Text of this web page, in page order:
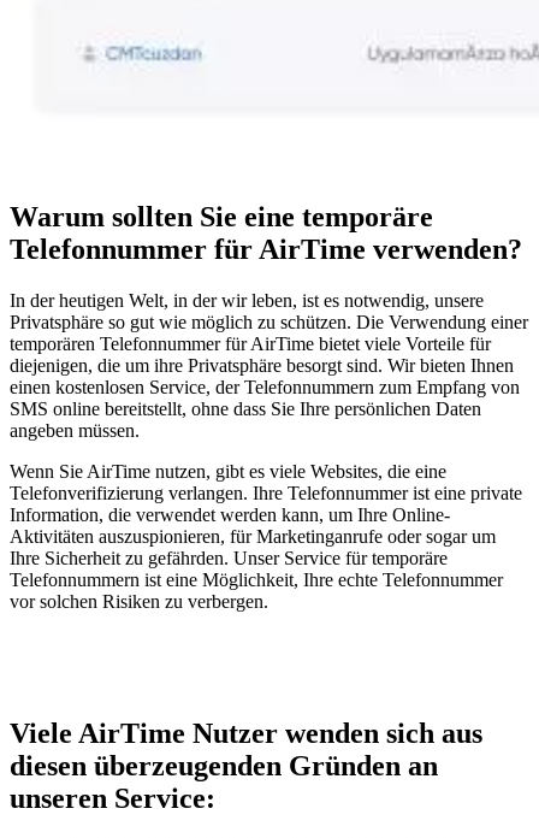
Warum sollten Sie eine temporäre
Telefonnummer für AirTime verwenden?
In der heutigen Welt, in der wir leben, ist es notwendig, unsere
Privatsphäre so gut wie möglich zu schützen. Die Verwendung einer
temporären Telefonnummer für AirTime bietet viele Vorteile für
diejenigen, die um ihre Privatsphäre besorgt sind. Wir bieten Ihnen
einen kostenlosen Service, der Telefonnummern zum Empfang von
SMS online bereitstellt, ohne dass Sie Ihre persönlichen Daten
angeben müssen.
Wenn Sie AirTime nutzen, gibt es viele Websites, die eine
Telefonverifizierung verlangen. Ihre Telefonnummer ist eine private
Information, die verwendet werden kann, um Ihre Online-
Aktivitäten auszuspionieren, für Marketinganrufe oder sogar um
Ihre Sicherheit zu gefährden. Unser Service für temporäre
Telefonnummern ist eine Möglichkeit, Ihre echte Telefonnummer
vor solchen Risiken zu verbergen.
Viele AirTime Nutzer wenden sich aus
diesen überzeugenden Gründen an
unseren Service: